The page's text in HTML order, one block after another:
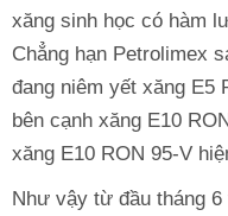
xăng sinh học có hàm
Chẳng hạn Petrolimex
đang niêm yết xăng E5
bên cạnh xăng E10
xăng E10 RON 95-V
Như vậy từ đầu tháng